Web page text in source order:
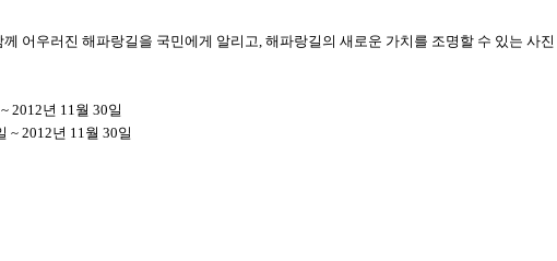
어우러진 해파랑길을 국민에게 알리고, 해파랑길의 새로운 가치를 조명할 수 있는 사진
2012년 11월 30일
~ 2012년 11월 30일